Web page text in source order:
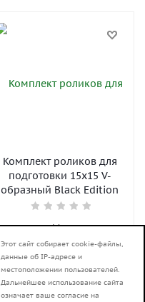
Комплект роликов для
подготовки 15x15 V-
образный Black Edition
Много
10 770
Заказать
Этот сайт собирает cookie-файлы,
данные об IP-адресе и
местоположении пользователей.
Дальнейшее использование сайта
означает ваше согласие на